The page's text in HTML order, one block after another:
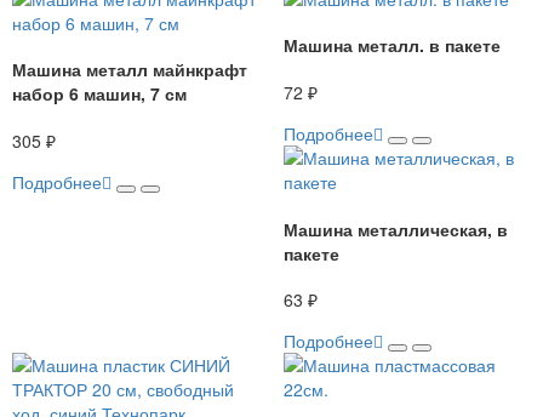
Машина металл майнкрафт
набор 6 машин, 7 см
305 ₽
Подробнее
Машина металл. в пакете
72 ₽
Подробнее
Машина металлическая, в
пакете
63 ₽
Подробнее